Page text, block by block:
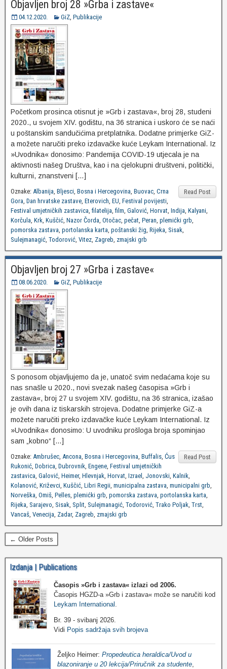
Objavljen broj 28 »Grba i zastave«
04.12.2020. GiZ, Publikacije
Početkom prosinca otisnut je »Grb i zastava«, broj 28, studeni
2020., u svojem XIV. godištu, na 36 stranica i uskoro će se naći
u poštanskim sandučićima pretplatnika. Dodatne primjerke GiZ-
a možete naručiti preko izdavačke kuće Leykam International. Iz
»Uvodnika« donosimo: Pandemija COVID-19 utjecala je na
aktivnosti našeg Društva, kao i na cjelokupni društveni, politički,
kulturni, znanstveni […]
Read Post
Oznake: Albanija, Bljesci, Bosna i Hercegovina, Buovac, Crna
Gora, Dan hrvatske zastave, Eterovich, EU, Festival povijesti,
Festival umjetničkih zastavica, filatelija, film, Galović, Horvat, Indija, Kalyani,
Korčula, Krk, Kuščić, Nazor Čorda, Otočac, pečat, Peran, plemićki grb,
pomorska zastava, portolanska karta, poštanski žig, Rijeka, Sisak,
Sulejmanagić, Todorović, Vitez, Zagreb, zmajski grb
Objavljen broj 27 »Grba i zastave«
08.06.2020. GiZ, Publikacije
S ponosom objavljujemo da je, unatoč svim nedaćama koje su
nas snašle u 2020., novi svezak našeg časopisa »Grb i
zastava«, broj 27 u svojem XIV. godištu, na 36 stranica, izašao
je ovih dana iz tiskarskih strojeva. Dodatne primjerke GiZ-a
možete naručiti preko izdavačke kuće Leykam International. Iz
»Uvodnika« donosimo: U uvodniku prošloga broja spominjao
sam „kobno“ […]
Read Post
Oznake: Ambrušec, Ancona, Bosna i Hercegovina, Buffalis, Ćus
Rukonić, Dobrica, Dubrovnik, Engene, Festival umjetničkih
zastavica, Galović, Heimer, Hlevnjak, Horvat, Izrael , Jonovski, Kalnik,
Kolanović, Križevci, Kuščić, Libri Regii, municipalna zastava, municipalni grb,
Norveška, Omiš, Pelles, plemićki grb, pomorska zastava, portolanska karta,
Rijeka, Sarajevo, Sisak, Split, Sulejmanagić, Todorović, Trako Poljak, Trst,
Vancaš, Venecija, Zadar, Zagreb, zmajski grb
← Older Posts
Izdanja | Publications
Časopis »Grb i zastava« izlazi od 2006.
Časopis HGZD-a »Grb i zastava« može se naručiti kod
Leykam International
Br. 39 - svibanj 2026.
Vidi Popis sadržaja svih brojeva
Željko Heimer: Propedeutica heraldica/Uvod u
blazoniranje u 20 lekcija/Priručnik za studente,